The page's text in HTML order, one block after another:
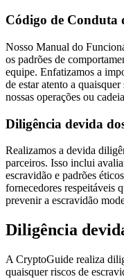
Código de Conduta
Nosso Manual do
os padrões de
equipe. Enfatizamos a
de estar atento a
nossas operações ou
Diligência devida
Realizamos a devida
parceiros. Isso inclui
escravidão e padrões
fornecedores respeitáveis
prevenir a escravidão
Diligência
A CryptoGuide realiza
quaisquer riscos de